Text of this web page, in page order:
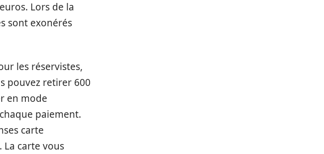
Lors de la
sont exonérés
les réservistes,
pouvez retirer 600
en mode
paiement.
carte
La carte vous